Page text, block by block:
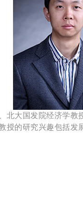
北大国发院经济学
授的研究兴趣包括